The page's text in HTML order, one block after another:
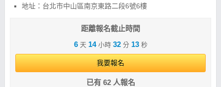
地址：台北市中山區南京東路二段6號6樓
距離報名截止時間
6天 14小時 32分 12秒
我要報名
已有 62 人報名